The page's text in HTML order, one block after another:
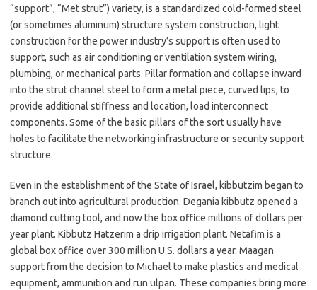
“support”, “Met strut”) variety, is a standardized cold-formed steel
(or sometimes aluminum) structure system construction, light
construction for the power industry’s support is often used to
support, such as air conditioning or ventilation system wiring,
plumbing, or mechanical parts. Pillar formation and collapse inward
into the strut channel steel to form a metal piece, curved lips, to
provide additional stiffness and location, load interconnect
components. Some of the basic pillars of the sort usually have
holes to facilitate the networking infrastructure or security support
structure.
Even in the establishment of the State of Israel, kibbutzim began to
branch out into agricultural production. Degania kibbutz opened a
diamond cutting tool, and now the box office millions of dollars per
year plant. Kibbutz Hatzerim a drip irrigation plant. Netafim is a
global box office over 300 million U.S. dollars a year. Maagan
support from the decision to Michael to make plastics and medical
equipment, ammunition and run ulpan. These companies bring more